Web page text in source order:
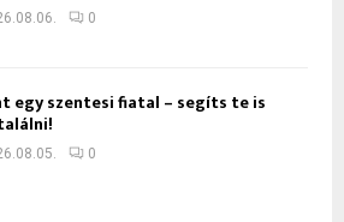
0
egy szentesi fiatal – segíts te is
0